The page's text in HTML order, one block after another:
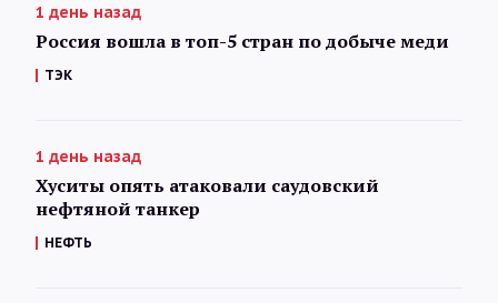
1 день назад
Россия вошла в топ-5 стран по добыче меди
ТЭК
1 день назад
Хуситы опять атаковали саудовский
нефтяной танкер
НЕФТЬ